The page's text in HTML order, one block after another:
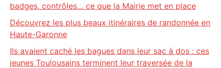
badges, contrôles… ce que la Mairie met en place
Découvrez les plus beaux itinéraires de randonnée en
Haute-Garonne
Ils avaient caché les bagues dans leur sac à dos : ces
jeunes Toulousains terminent leur traversée de la